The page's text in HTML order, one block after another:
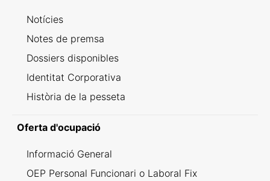
Notícies
Notes de premsa
Dossiers disponibles
Identitat Corporativa
Història de la pesseta
Oferta d'ocupació
Informació General
OEP Personal Funcionari o Laboral Fix